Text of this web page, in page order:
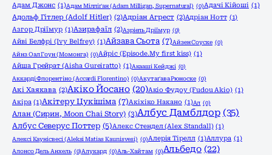
Адам Джонс (1)Адам Мілліґан (Adam Milligan, Supernatural) (0)Адачі Кійоші (1)
Адольф Гітлер (Adolf Hitler) (2)Адріан Агрест (2)Адріан Нотт (1)
Азгор Дріїмур (1)Азирафаїл (2)Азріель Дріїмур (0)
Айві Белфрі (Ivy Belfrey) (1)Айзава Сьота (7)Айзен Соуске (0)
Айнз Оал Гоун (Момонга) (0)Айріс (Episode.My first kiss) (1)
Айша Грейрат (Aisha Gureiratto) (1)Акааші Кейджі (0)
Аккарді Флорентіно (Accardi Florentino) (0)Акутаґава Рюноске (0)
Акі Хаякава (2)Акіко Йосано (20)Акіо Фудоу (Fudou Akio) (1)
Акіра (1)Акітеру Цукішіма (7)Акіхіко Накано (1)Ал (0)
Алан (Сирин, Moon Chai Story) (3)Албус Дамблдор (35)
Албус Северус Поттер (5)Алекс Стендел (Alex Standall) (1)
Алексі Каунісвесі (Aleksi Matias Kaunisvesi) (0)Алерія Тірелл (1)Аллура (1)
Алонсо Дель Анхель (0)Алукард (0)Аль-Хайтам (0)Альбедо (22)